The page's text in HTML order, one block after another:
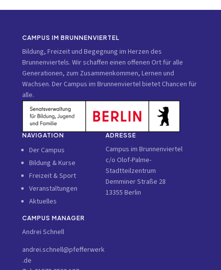
CAMPUS IM BRUNNENVIERTEL
Bildung, Freizeit und Begegnung im Herzen des
Brunnenviertels. Wir schaffen einen offenen Ort für alle
Generationen, zum Zusammenkommen, Lernen und
Wachsen. Der Campus im Brunnenviertel bietet Chancen für
alle.
NAVIGATION
Der Campus
Bildung & Kurse
Freizeit & Sport
Veranstaltungen
Aktuelles
ADRESSE
Campus im Brunnenviertel
c/o Olof-Palme-
Stadtteilzentrum
Demminer Straße 28
13355 Berlin
CAMPUS MANAGER
Andrei Schnell
andrei.schnell@pfefferwerk
.de